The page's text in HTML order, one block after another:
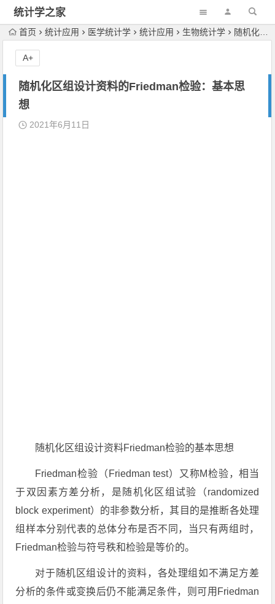
统计学之家
首页 统计应用 医学统计学 统计应用 生物统计学 随机化区组设计资料的Friedman检验：基本思想
随机化区组设计资料的Friedman检验：基本思
想
2021年6月11日
随机化区组设计资料Friedman检验的基本思想
Friedman检验（Friedman test）又称M检验，相当
于双因素方差分析，是随机化区组试验（randomized
block experiment）的非参数分析，其目的是推断各处理
组样本分别代表的总体分布是否不同，当只有两组时，
Friedman检验与符号秩和检验是等价的。
对于随机区组设计的资料，各处理组如不满足方差
分析的条件或变换后仍不能满足条件，则可用Friedman
A+